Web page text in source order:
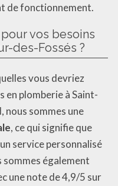
de fonctionnement.
vos besoins
des-Fossés ?
vous devriez
en plomberie à Saint-
nous sommes une
, ce qui signifie que
service personnalisé
sommes également
une note de 4,9/5 sur